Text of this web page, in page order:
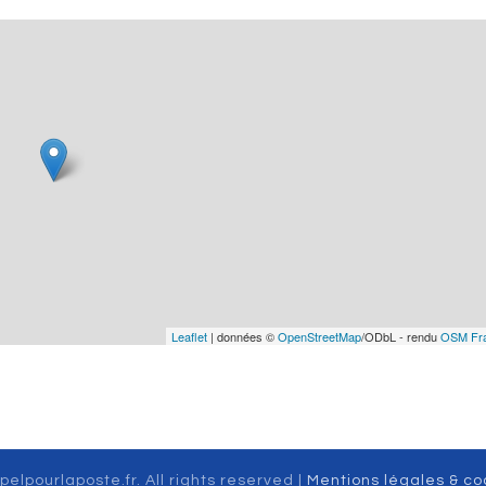
Leaflet | données ©OpenStreetMap/ODbL - renduOSM
All rights reserved | Mentions légales &